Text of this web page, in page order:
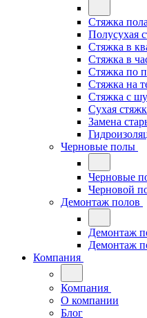
Стяжка пола
Полусухая
Стяжка в
Стяжка в
Стяжка по
Стяжка на
Стяжка с
Сухая
Замена
Черновые полы
Черновые
Черновой
Демонтаж полов
Демонтаж
Демонтаж
Компания
Компания
О компании
Блог